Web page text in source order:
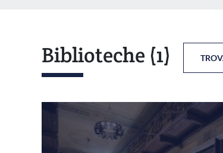
Biblioteche (1)